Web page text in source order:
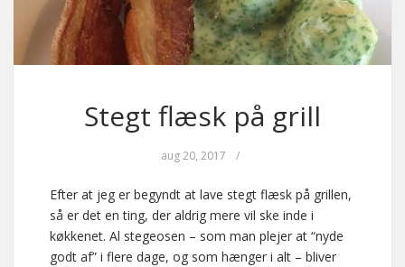
Stegt flæsk på grill
aug 20, 2017 /
Efter at jeg er begyndt at lave stegt flæsk på grillen,
så er det en ting, der aldrig mere vil ske inde i
køkkenet. Al stegeosen – som man plejer at “nyde
godt af” i flere dage, og som hænger i alt – bliver